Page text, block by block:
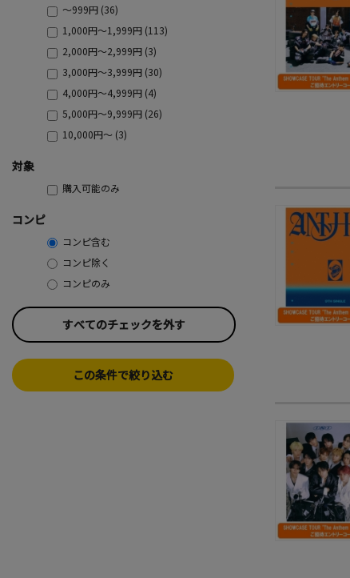
～999円 (36)
1,000円～1,999円 (113)
2,000円～2,999円 (3)
3,000円～3,999円 (30)
4,000円～4,999円 (4)
5,000円～9,999円 (26)
10,000円～ (3)
対象
購入可能のみ
コンピ
コンピ含む
コンピ除く
コンピのみ
すべてのチェックを外す
この条件で絞り込む